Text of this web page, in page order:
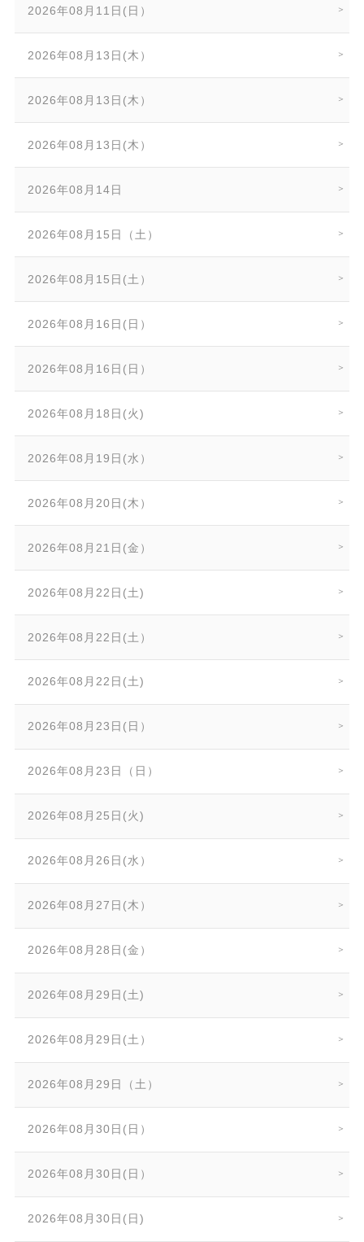
2026年08月11日(日）
2026年08月13日(木）
2026年08月13日(木）
2026年08月13日(木）
2026年08月14日
2026年08月15日（土）
2026年08月15日(土）
2026年08月16日(日）
2026年08月16日(日）
2026年08月18日(火)
2026年08月19日(水）
2026年08月20日(木）
2026年08月21日(金）
2026年08月22日(土)
2026年08月22日(土）
2026年08月22日(土)
2026年08月23日(日）
2026年08月23日（日）
2026年08月25日(火)
2026年08月26日(水）
2026年08月27日(木）
2026年08月28日(金）
2026年08月29日(土)
2026年08月29日(土）
2026年08月29日（土）
2026年08月30日(日）
2026年08月30日(日）
2026年08月30日(日)